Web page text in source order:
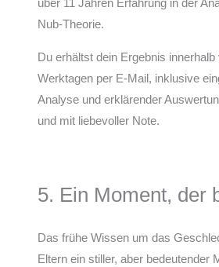
über 11 Jahren Erfahrung in der
Nub-Theorie.
Du erhältst dein Ergebnis innerhalb
Werktagen per E-Mail, inklusive
Analyse und erklärender
und mit liebevoller Note.
5. Ein Moment, der
Das frühe Wissen um das
Eltern ein stiller, aber bedeutender